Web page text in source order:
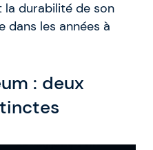
la durabilité de son
dans les années à
: deux